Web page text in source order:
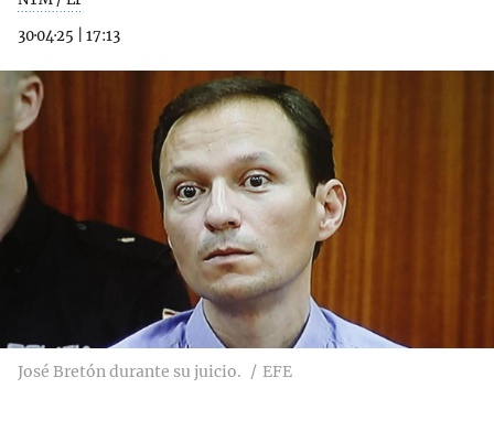
30·04·25
17:13
José Bretón durante su juicio. EFE